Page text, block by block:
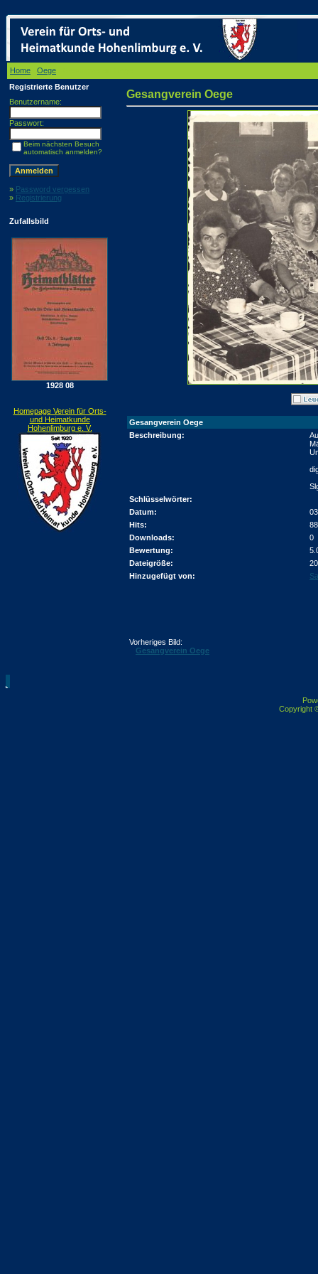
Home Oege
Registrierte Benutzer
Benutzername:
Passwort:
Beim nächsten Besuch
automatisch anmelden?
» Password vergessen
» Registrierung
Zufallsbild
1928 08
Homepage Verein für Orts-
und Heimatkunde
Hohenlimburg e. V.
Gesangverein Oege
Gesangverein Oege
Beschreibung:
Schlüsselwörter:
Datum:
Hits:
Downloads:
0
Bewertung:
Dateigröße:
Hinzugefügt von:
Vorheriges Bild:
Gesangverein Oege
Copyright